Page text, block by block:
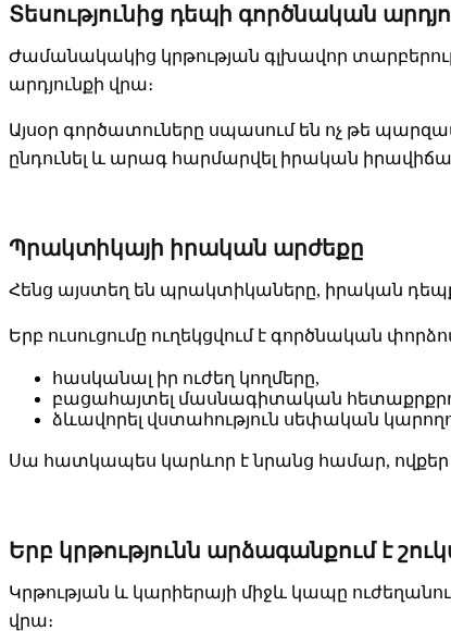
Տեսությունից դեպի գործնական
Ժամանակակից կրթության գլխավոր
արդյունքի վրա։
Այսօր գործատուները սպասում են ոչ թե
ընդունել և արագ հարմարվել իրական
Պրակտիկայի իրական արժեքը
Հենց այստեղ են պրակտիկաները, իրական
Երբ ուսուցումը ուղեկցվում է գործնական
հասկանալ իր ուժեղ կողմերը,
բացահայտել մասնագիտական
ձևավորել վստահություն սեփական
Սա հատկապես կարևոր է նրանց համար, ովքեր
Երբ կրթությունն արձագանքում է
Կրթության և կարիերայի միջև կապը
վրա։